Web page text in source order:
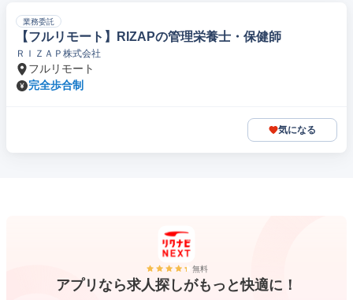
業務委託
【フルリモート】RIZAPの管理栄養士・保健師
ＲＩＺＡＰ株式会社
フルリモート
完全歩合制
気になる
無料
アプリなら求人探しがもっと快適に！